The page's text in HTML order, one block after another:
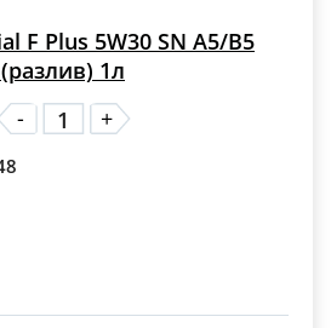
F Plus 5W30 SN A5/B5
1л
-
+